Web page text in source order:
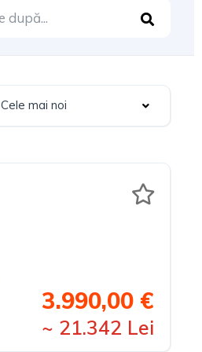
Cele mai noi
3.990,00 €
~ 21.342 Lei